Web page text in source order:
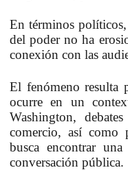
En términos políticos,
del poder no ha
conexión con las
El fenómeno resulta
ocurre en un
Washington,
comercio, así como
busca encontrar
conversación pública.